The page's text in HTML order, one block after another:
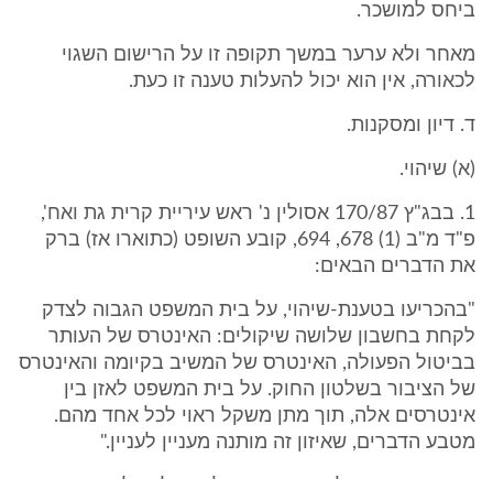
ביחס למושכר.
מאחר ולא ערער במשך תקופה זו על הרישום השגוי
לכאורה, אין הוא יכול להעלות טענה זו כעת.
ד. דיון ומסקנות.
(א) שיהוי.
1. בבג"ץ 170/87 אסולין נ' ראש עיריית קרית גת ואח',
פ"ד מ"ב (1) 678, 694, קובע השופט (כתוארו אז) ברק
את הדברים הבאים:
"בהכריעו בטענת-שיהוי, על בית המשפט הגבוה לצדק
לקחת בחשבון שלושה שיקולים: האינטרס של העותר
בביטול הפעולה, האינטרס של המשיב בקיומה והאינטרס
של הציבור בשלטון החוק. על בית המשפט לאזן בין
אינטרסים אלה, תוך מתן משקל ראוי לכל אחד מהם.
מטבע הדברים, שאיזון זה מותנה מעניין לעניין."